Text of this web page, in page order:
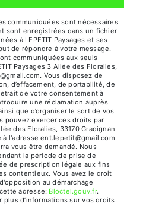
communiquées sont nécessaires
sont enregistrées dans un fichier
à LEPETIT Paysages et ses
de répondre à votre message.
communiquées aux seuls
Paysages 3 Allée des Floralies,
Vous disposez de
d’effacement, de portabilité, de
de votre consentement à
une réclamation auprès
que d’organiser le sort de vos
pouvez exercer ces droits par
des Floralies, 33170 Gradignan
l'adresse ent.lepetit@gmail.com.
vous être demandé. Nous
la période de prise de
de prescription légale aux fins
contentieux. Vous avez le droit
au démarchage
adresse:
Bloctel.gouv.fr.
d’informations sur vos droits.